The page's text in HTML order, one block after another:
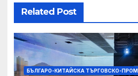
Related Post
БЪЛГАРО-КИТАЙСКА ТЪРГОВСКО-